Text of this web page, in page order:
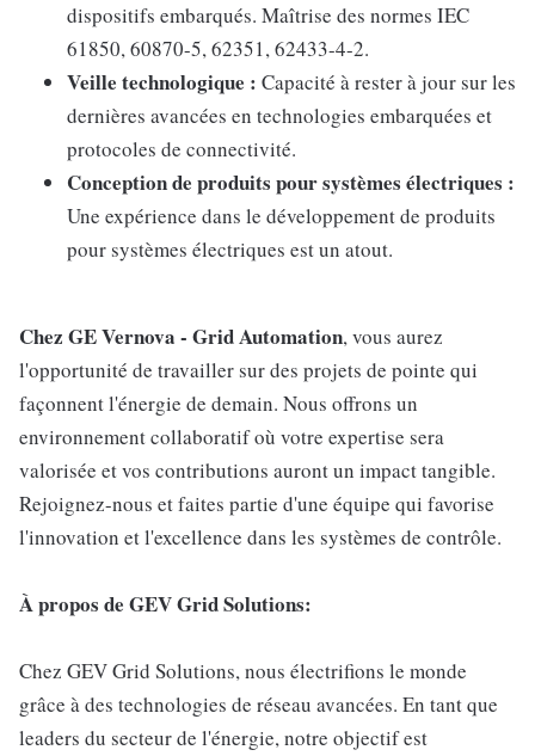
dispositifs embarqués. Maîtrise des normes IEC
61850, 60870-5, 62351, 62433-4-2.
Veille technologique : Capacité à rester à jour sur les
dernières avancées en technologies embarquées et
protocoles de connectivité.
Conception de produits pour systèmes électriques :
Une expérience dans le développement de produits
pour systèmes électriques est un atout.
Chez GE Vernova - Grid Automation, vous aurez
l'opportunité de travailler sur des projets de pointe qui
façonnent l'énergie de demain. Nous offrons un
environnement collaboratif où votre expertise sera
valorisée et vos contributions auront un impact tangible.
Rejoignez-nous et faites partie d'une équipe qui favorise
l'innovation et l'excellence dans les systèmes de contrôle.
À propos de GEV Grid Solutions:
Chez GEV Grid Solutions, nous électrifions le monde
grâce à des technologies de réseau avancées. En tant que
leaders du secteur de l'énergie, notre objectif est